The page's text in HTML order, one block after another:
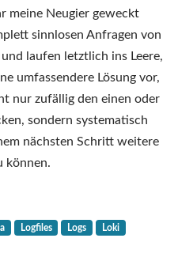
meine Neugier geweckt
sinnlosen Anfragen von
laufen letztlich ins Leere,
umfassendere Lösung vor,
nur zufällig den einen oder
sondern systematisch
nächsten Schritt weitere
können.
Logfiles Logs Loki